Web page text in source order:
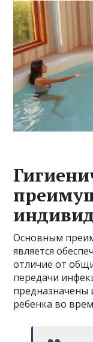
Основным
является
отличие от
передачи
предназначены
ребенка во